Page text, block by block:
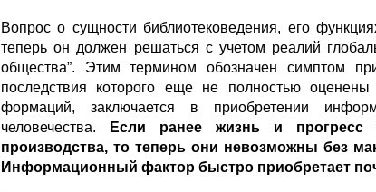
Вопрос о сущности библиотековедения, его
теперь он должен решаться с учетом реалий
общества”. Этим термином обозначен симптом
последствия которого еще не полностью
формаций, заключается в приобретении
человечества.
Если ранее жизнь и прогресс
производства, то теперь они невозможны без
Информационный фактор быстро приобретает